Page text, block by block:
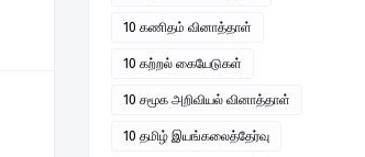
10 கணிதம் வினாத்தாள்
10 கற்றல் கையேடுகள்
10 சமூக அறிவியல் வினாத்தாள்
10 தமிழ் இயங்கலைத்தேர்வு